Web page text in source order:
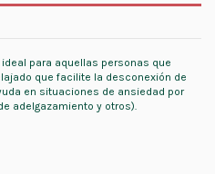
para aquellas personas que
que facilite la desconexión de
en situaciones de ansiedad por
adelgazamiento y otros).